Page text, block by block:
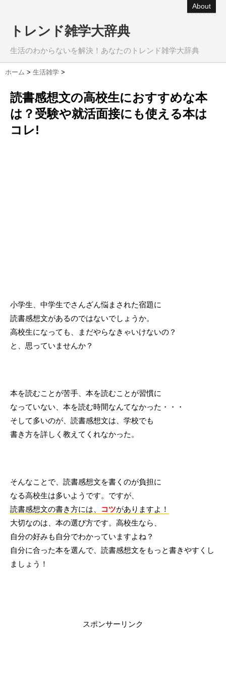
About
トレンド雑学大辞典
生活のわからないを解決！あなたのトレンド雑学大辞典
ホーム > 生活雑学 >
読書感想文の高校生におすすめな本
は？受験や就活面接にも使える本は
コレ!
小学生、中学生でさんざん悩まされた宿題に
読書感想文があるのではないでしょうか。
高校生になっても、まだやらなきゃいけないの？
と、思っていませんか？
本を読むことが苦手、本を読むことが習慣に
なっていない、本を読む時間なんてなかった・・・
そして多いのが、読書感想文は、学校でも
書き方を詳しく教えてくれなかった。
そんなことで、読書感想文を書くのが負担に
なる高校生は多いようです。ですが、
読書感想文の書き方には、
コツがありますよ！
大切なのは、本の選び方です。高校生なら、
自分の好みも自分でわかっていますよね？
自分に合った本を選んで、読書感想文をもっと書きやすくし
ましょう！
スポンサーリンク